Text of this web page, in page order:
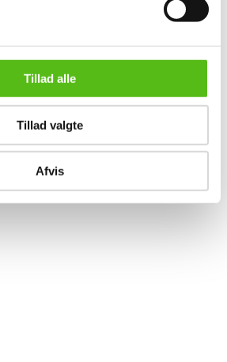
Tillad alle
Tillad valgte
Afvis
Louis Poulsen. 'PH5' pendel, hvid